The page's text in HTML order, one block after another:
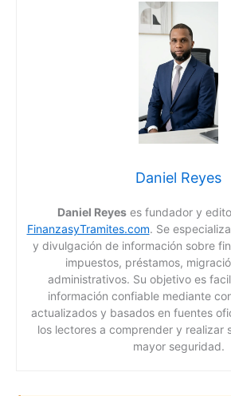
Daniel Reyes
Daniel Reyeses fundador y
FinanzasyTramites.com. Se
y divulgación de información sobre
impuestos, préstamos,
administrativos. Su objetivo es
información confiable mediante
actualizados y basados en fuentes
los lectores a comprender y realizar
mayor seguridad.